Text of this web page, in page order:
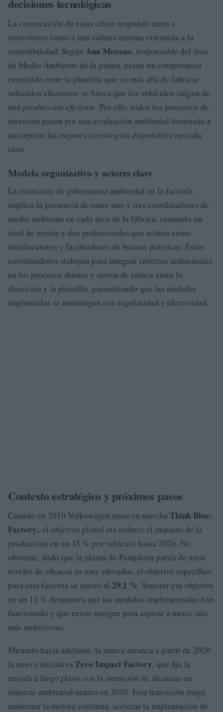
decisiones tecnológicas
La consecución de estas cifras responde tanto a
inversiones como a una cultura interna orientada a la
sostenibilidad. Según Ana Moreno, responsable del área
de Medio Ambiente de la planta, existe un compromiso
extendido entre la plantilla que va más allá de fabricar
vehículos eficientes: se busca que los vehículos salgan de
una producción eficiente. Por ello, todos los proyectos de
inversión pasan por una evaluación ambiental destinada a
incorporar las mejores tecnologías disponibles en cada
caso.
Modelo organizativo y actores clave
La estructura de gobernanza ambiental en la factoría
implica la presencia de entre uno y tres coordinadores de
medio ambiente en cada área de la fábrica, sumando un
total de treinta y dos profesionales que actúan como
interlocutores y facilitadores de buenas prácticas. Estos
coordinadores trabajan para integrar criterios ambientales
en los procesos diarios y sirven de enlace entre la
dirección y la plantilla, garantizando que las medidas
implantadas se mantengan con regularidad y efectividad.
Contexto estratégico y próximos pasos
Cuando en 2010 Volkswagen puso en marcha Think Blue.
Factory., el objetivo global era reducir el impacto de la
producción en un 45 % por vehículo hasta 2026. No
obstante, dado que la planta de Pamplona partía de unos
niveles de eficacia ya muy elevados, el objetivo específico
para esta factoría se ajustó al 29,1 %. Superar ese objetivo
en un 11 % demuestra que las medidas implementadas han
funcionado y que existe margen para aspirar a metas aún
más ambiciosas.
Mirando hacia adelante, la marca arranca a partir de 2026
la nueva iniciativa Zero Impact Factory, que fija la
mirada a largo plazo con la intención de alcanzar un
impacto ambiental neutro en 2050. Esta transición exige
mantener la mejora continua, acelerar la implantación de